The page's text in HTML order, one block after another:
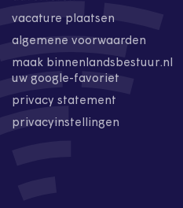
vacature plaatsen
algemene voorwaarden
maak binnenlandsbestuur.nl
uw google-favoriet
privacy statement
privacyinstellingen